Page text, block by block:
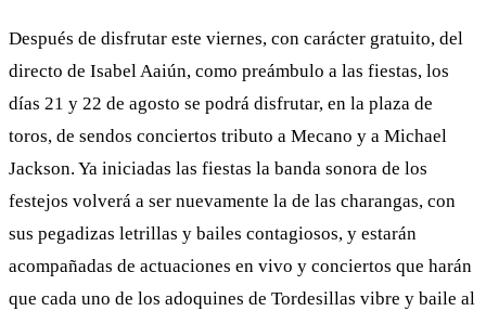
Después de disfrutar este viernes, con carácter gratuito, del
directo de Isabel Aaiún, como preámbulo a las fiestas, los
días 21 y 22 de agosto se podrá disfrutar, en la plaza de
toros, de sendos conciertos tributo a Mecano y a Michael
Jackson. Ya iniciadas las fiestas la banda sonora de los
festejos volverá a ser nuevamente la de las charangas, con
sus pegadizas letrillas y bailes contagiosos, y estarán
acompañadas de actuaciones en vivo y conciertos que harán
que cada uno de los adoquines de Tordesillas vibre y baile al